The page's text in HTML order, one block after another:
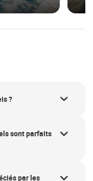
?
sont parfaits
par les